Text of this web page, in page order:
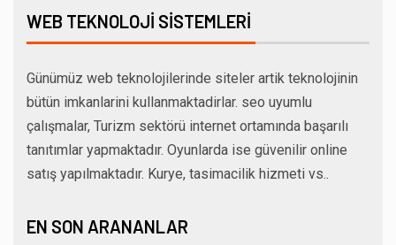
WEB TEKNOLOJI SISTEMLERI
Günümüz web teknolojilerinde siteler artik teknolojinin
bütün imkanlarini kullanmaktadirlar. seo uyumlu
çalışmalar, Turizm sektörü internet ortamında başarılı
tanıtımlar yapmaktadır. Oyunlarda ise güvenilir online
satış yapılmaktadır. Kurye, tasimacilik hizmeti vs..
EN SON ARANANLAR